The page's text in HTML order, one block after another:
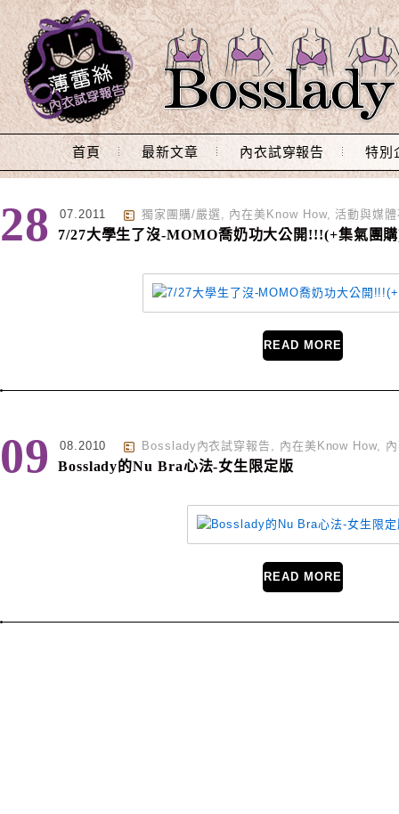
Main Menu
首頁 最新文章 內衣試穿報告 特別
28 07.2011 獨家團購/嚴選, 內在美Know How, 活動與媒
7/27大學生了沒-MOMO喬奶功大公開!!!(+集氣團
READ MORE
09 08.2010 Bosslady內衣試穿報告 , 內在美Know How,
Bosslady的Nu Bra心法-女生限定版
READ MORE